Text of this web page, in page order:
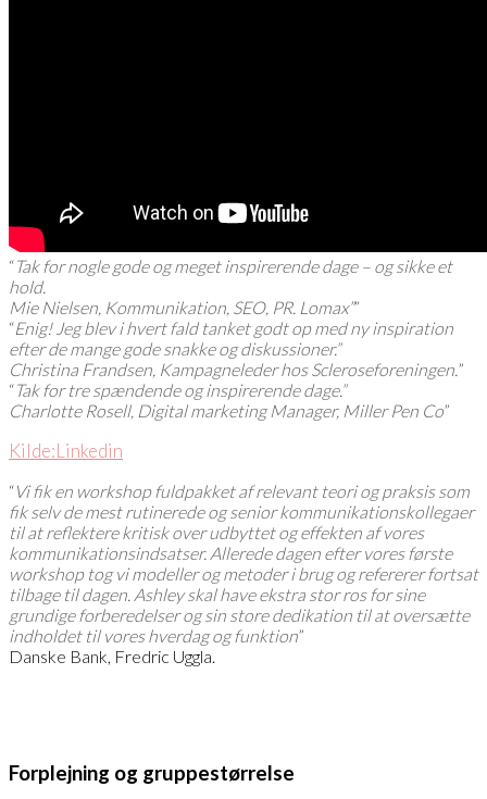
“Tak for nogle gode og meget inspirerende dage – og sikke et
hold.
Mie Nielsen, Kommunikation, SEO, PR. Lomax””
“Enig! Jeg blev i hvert fald tanket godt op med ny inspiration
efter de mange gode snakke og diskussioner.”
Christina Frandsen, Kampagneleder hos Scleroseforeningen. ”
“Tak for tre spændende og inspirerende dage.”
Charlotte Rosell, Digital marketing Manager, Miller Pen Co”
Kilde:Linkedin
“Vi fik en workshop fuldpakket af relevant teori og praksis som
fik selv de mest rutinerede og senior kommunikationskollegaer
til at reflektere kritisk over udbyttet og effekten af vores
kommunikationsindsatser. Allerede dagen efter vores første
workshop tog vi modeller og metoder i brug og refererer fortsat
tilbage til dagen. Ashley skal have ekstra stor ros for sine
grundige forberedelser og sin store dedikation til at oversætte
indholdet til vores hverdag og funktion”
Danske Bank, Fredric Uggla.
Forplejning og gruppestørrelse